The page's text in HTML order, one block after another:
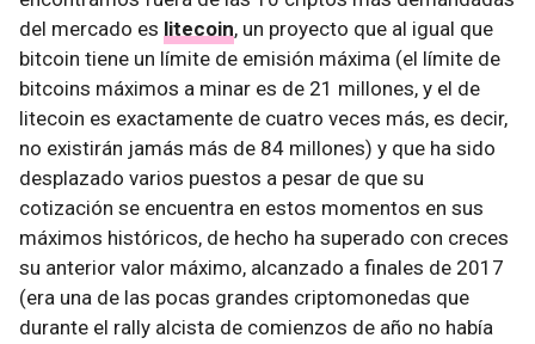
del mercado es litecoin, un proyecto que al igual que
bitcoin tiene un límite de emisión máxima (el límite de
bitcoins máximos a minar es de 21 millones, y el de
litecoin es exactamente de cuatro veces más, es decir,
no existirán jamás más de 84 millones) y que ha sido
desplazado varios puestos a pesar de que su
cotización se encuentra en estos momentos en sus
máximos históricos, de hecho ha superado con creces
su anterior valor máximo, alcanzado a finales de 2017
(era una de las pocas grandes criptomonedas que
durante el rally alcista de comienzos de año no había